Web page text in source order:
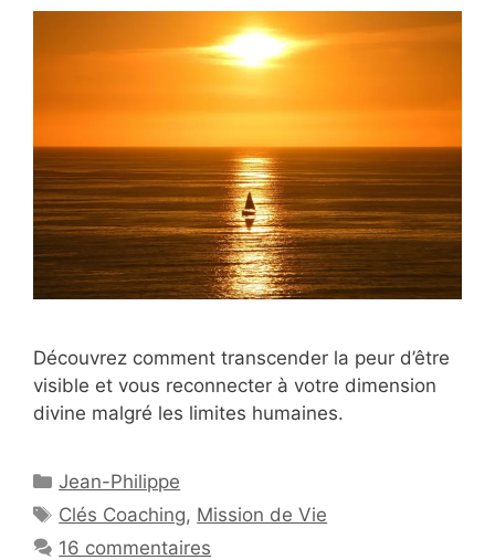
Découvrez comment transcender la peur d’être
visible et vous reconnecter à votre dimension
divine malgré les limites humaines.
Catégories
Jean-Philippe
Étiquettes
Clés Coaching, Mission de Vie
16 commentaires